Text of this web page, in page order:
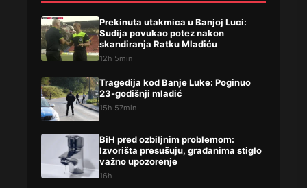
Prekinuta utakmica u Banjoj Luci:
Sudija povukao potez nakon
skandiranja Ratku Mladiću
12h 5min
Tragedija kod Banje Luke: Poginuo
23-godišnji mladić
15h 57min
BiH pred ozbiljnim problemom:
Izvorišta presušuju, građanima stiglo
važno upozorenje
16h